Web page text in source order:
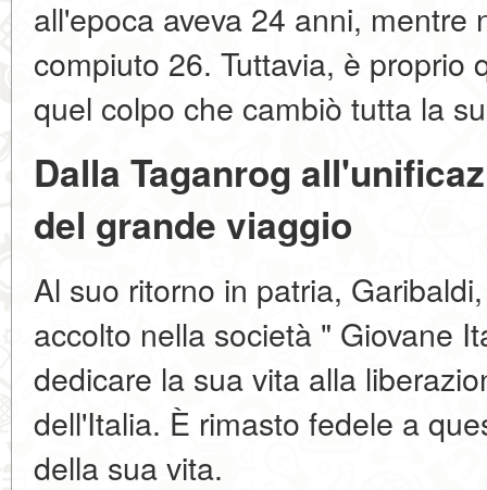
all'epoca aveva 24 anni, mentre
compiuto 26. Tuttavia, è proprio
quel colpo che cambiò tutta la
Dalla Taganrog
del grande viaggio
Al suo ritorno in patria,
accolto nella società " Giovane
dedicare la sua vita alla
dell'Italia. È rimasto fedele a
della sua vita.